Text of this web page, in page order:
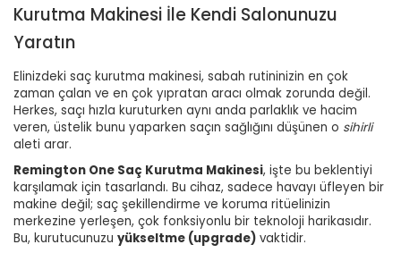
Kurutma Makinesi İle Kendi Salonunuzu
Yaratın
Elinizdeki saç kurutma makinesi, sabah rutininizin en çok
zaman çalan ve en çok yıpratan aracı olmak zorunda değil.
Herkes, saçı hızla kuruturken aynı anda parlaklık ve hacim
veren, üstelik bunu yaparken saçın sağlığını düşünen o sihirli
aleti arar.
Remington One Saç Kurutma Makinesi, işte bu beklentiyi
karşılamak için tasarlandı. Bu cihaz, sadece havayı üfleyen bir
makine değil; saç şekillendirme ve koruma ritüelinizin
merkezine yerleşen, çok fonksiyonlu bir teknoloji harikasıdır.
Bu, kurutucunuzu yükseltme (upgrade) vaktidir.